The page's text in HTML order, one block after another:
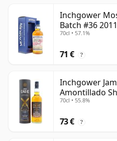
Inchgower
Batch #36
70cl • 57.1%
71 € ?
Inchgower
Amontillado
13 años
70cl • 55.8%
73 € ?